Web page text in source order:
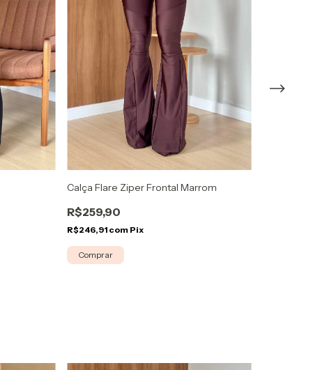
Calça Flare Ziper Frontal Marrom
R$259,90
R$246,91 com Pix
Comprar